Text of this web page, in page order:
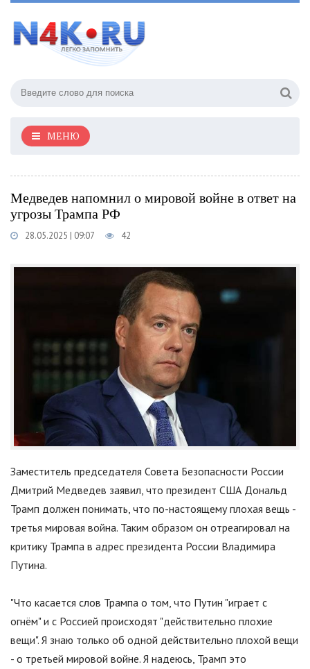
МЕНЮ
Медведев напомнил о мировой войне в ответ на
угрозы Трампа РФ
28.05.2025 | 09:07 42
Заместитель председателя Совета Безопасности России
Дмитрий Медведев заявил, что президент США Дональд
Трамп должен понимать, что по-настоящему плохая вещь -
третья мировая война. Таким образом он отреагировал на
критику Трампа в адрес президента России Владимира
Путина.
"Что касается слов Трампа о том, что Путин "играет с
огнём"и с Россией происходят "действительно плохие
вещи". Я знаю только об одной действительно плохой вещи
- о третьей мировой войне. Я надеюсь, Трамп это